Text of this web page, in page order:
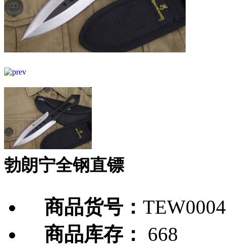
勃朗宁全钢直镖
商品货号：
商品库存：
668